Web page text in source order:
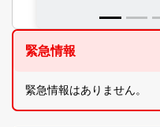
緊急情報
緊急情報はありません。